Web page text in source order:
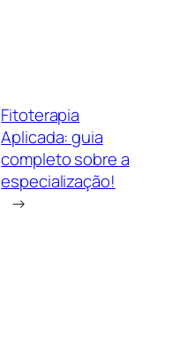
Fitoterapia
Aplicada: guia
completo sobre a
especialização!
→